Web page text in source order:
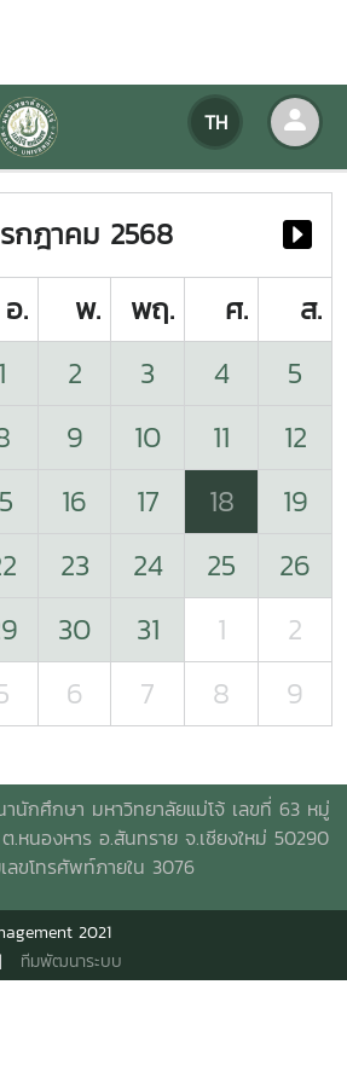
TH
มของหน่วยงาน
งหน่วยงาน
กฎาคม 2568
อ. พ. พฤ. ศ.
ส.
1 2 3 4
5
9 10 11
12
16 17 18
19
23 24 25
26
30 31 1
2
6 7 8 9
กศึกษา มหาวิทยาลัยแม่โจ้ เลขที่ 63 หมู่
ต.หนองหาร อ.สันทราย จ.เชียงใหม่ 50290
ลขโทรศัพท์ภายใน 3076
2021
ทีมพัฒนาระบบ